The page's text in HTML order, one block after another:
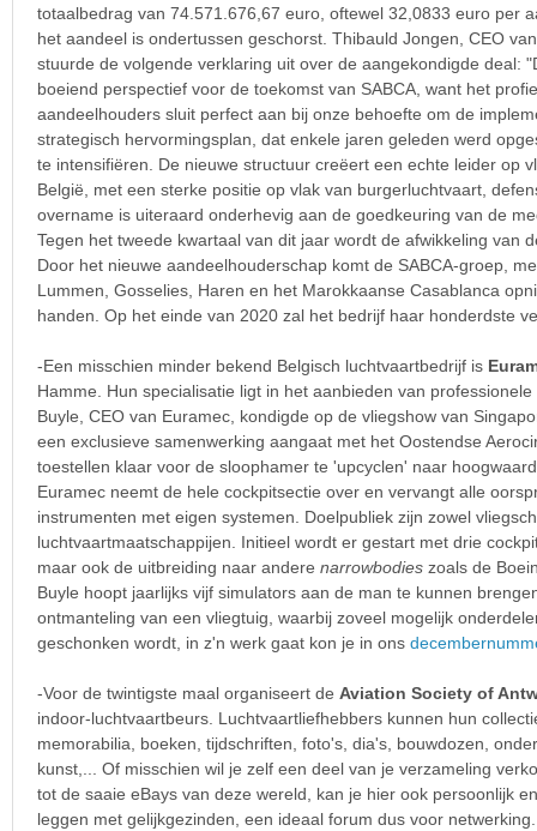
totaalbedrag van 74.571.676,67 euro, oftewel 32,0833 euro per
het aandeel is ondertussen geschorst. Thibauld Jongen, CEO
stuurde de volgende verklaring uit over de aangekondigde deal:
boeiend perspectief voor de toekomst van SABCA, want het
aandeelhouders sluit perfect aan bij onze behoefte om de
strategisch hervormingsplan, dat enkele jaren geleden werd
te intensifiëren. De nieuwe structuur creëert een echte leider op
België, met een sterke positie op vlak van burgerluchtvaart,
overname is uiteraard onderhevig aan de goedkeuring van de
Tegen het tweede kwartaal van dit jaar wordt de afwikkeling van
Door het nieuwe aandeelhouderschap komt de SABCA-groep,
Lummen, Gosselies, Haren en het Marokkaanse Casablanca
handen. Op het einde van 2020 zal het bedrijf haar honderdste
-Een misschien minder bekend Belgisch luchtvaartbedrijf is
Hamme. Hun specialisatie ligt in het aanbieden van
Buyle, CEO van Euramec, kondigde op de vliegshow van
een exclusieve samenwerking aangaat met het Oostendse
toestellen klaar voor de sloophamer te 'upcyclen' naar
Euramec neemt de hele cockpitsectie over en vervangt alle
instrumenten met eigen systemen. Doelpubliek zijn zowel
luchtvaartmaatschappijen. Initieel wordt er gestart met drie
maar ook de uitbreiding naar andere narrowbodies zoals de
Buyle hoopt jaarlijks vijf simulators aan de man te kunnen
ontmanteling van een vliegtuig, waarbij zoveel mogelijk
geschonken wordt, in z'n werk gaat kon je in ons
-Voor de twintigste maal organiseert de Aviation Society of
indoor-luchtvaartbeurs. Luchtvaartliefhebbers kunnen hun
memorabilia, boeken, tijdschriften, foto's, dia's, bouwdozen,
kunst,... Of misschien wil je zelf een deel van je verzameling
tot de saaie eBays van deze wereld, kan je hier ook persoonlijk
leggen met gelijkgezinden, een ideaal forum dus voor